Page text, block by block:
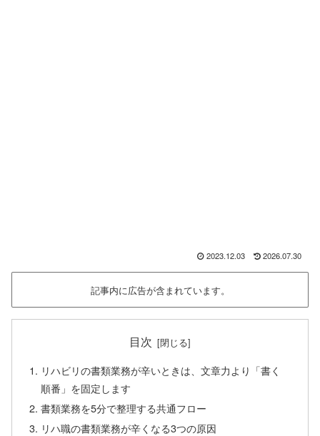
2023.12.03 2026.07.30
記事内に広告が含まれています。
目次
リハビリの書類業務が辛いときは、文章力より「書く
順番」を固定します
書類業務を5分で整理する共通フロー
リハ職の書類業務が辛くなる3つの原因